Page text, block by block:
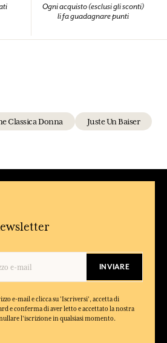
Ogni acquisto (esclusi gli sconti)
li fa guadagnare punti
Classica Donna Juste Un Baiser
INVIARE
e-mail e clicca su 'Iscriversi', accetta di
e conferma di aver letto e accettato la nostra
l'iscrizione in qualsiasi momento.